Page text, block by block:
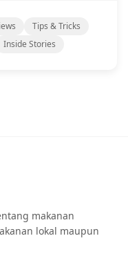
Tips & Tricks
Inside Stories
makanan
lokal maupun